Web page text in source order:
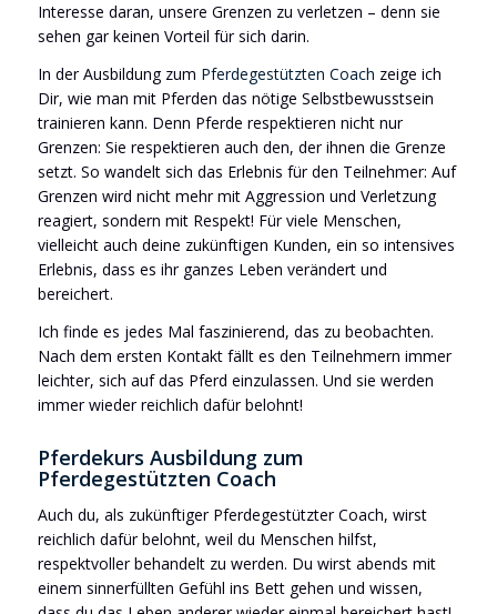
Interesse daran, unsere Grenzen zu verletzen – denn sie
sehen gar keinen Vorteil für sich darin.
In der Ausbildung zum Pferdegestützten Coach zeige ich
Dir, wie man mit Pferden das nötige Selbstbewusstsein
trainieren kann. Denn Pferde respektieren nicht nur
Grenzen: Sie respektieren auch den, der ihnen die Grenze
setzt. So wandelt sich das Erlebnis für den Teilnehmer: Auf
Grenzen wird nicht mehr mit Aggression und Verletzung
reagiert, sondern mit Respekt! Für viele Menschen,
vielleicht auch deine zukünftigen Kunden, ein so intensives
Erlebnis, dass es ihr ganzes Leben verändert und
bereichert.
Ich finde es jedes Mal faszinierend, das zu beobachten.
Nach dem ersten Kontakt fällt es den Teilnehmern immer
leichter, sich auf das Pferd einzulassen. Und sie werden
immer wieder reichlich dafür belohnt!
Pferdekurs Ausbildung zum
Pferdegestützten Coach
Auch du, als zukünftiger Pferdegestützter Coach, wirst
reichlich dafür belohnt, weil du Menschen hilfst,
respektvoller behandelt zu werden. Du wirst abends mit
einem sinnerfüllten Gefühl ins Bett gehen und wissen,